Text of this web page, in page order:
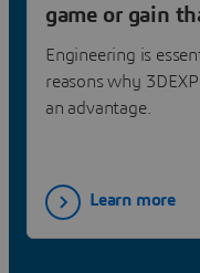
game or gain
Engineering is
reasons why
an advantage.
Learn more